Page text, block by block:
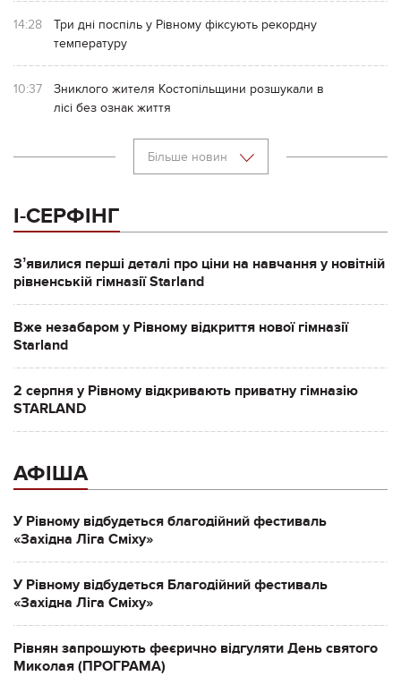
14:28
Три дні поспіль у Рівному фіксують рекордну
температуру
10:37
Зниклого жителя Костопільщини розшукали в
лісі без ознак життя
Більше новин
І-СЕРФІНГ
Зʼявилися перші деталі про ціни на навчання у новітній
рівненській гімназії Starland
Вже незабаром у Рівному відкриття нової гімназії
Starland
2 серпня у Рівному відкривають приватну гімназію
STARLAND
АФІША
У Рівному відбудеться благодійний фестиваль
«Західна Ліга Сміху»
У Рівному відбудеться Благодійний фестиваль
«Західна Ліга Сміху»
Рівнян запрошують феєрично відгуляти День святого
Миколая (ПРОГРАМА)